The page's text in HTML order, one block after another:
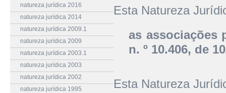
natureza jurídica 2016
natureza jurídica 2014
natureza jurídica 2009.1
natureza jurídica 2009
natureza jurídica 2003.1
natureza jurídica 2003
natureza jurídica 2002
natureza jurídica 1995
Esta Natureza
as associações
n. º 10.406, de
Esta Natureza